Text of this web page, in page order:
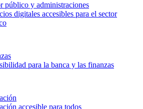
público y administraciones
digitales accesibles para el sector
para la banca y las finanzas
accesible para todos